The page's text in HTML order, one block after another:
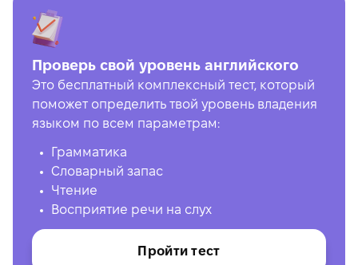
Проверь свой уровень английского
Это бесплатный комплексный тест, который
поможет определить твой уровень владения
языком по всем параметрам:
Грамматика
Словарный запас
Чтение
Восприятие речи на слух
Пройти тест